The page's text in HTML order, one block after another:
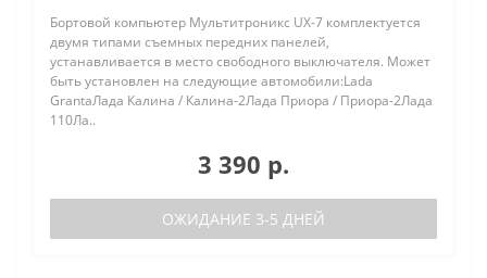
Бортовой компьютер Мультитроникс UX-7 комплектуется
двумя типами съемных передних панелей,
устанавливается в место свободного выключателя. Может
быть установлен на следующие автомобили:Lada
GrantaЛада Калина / Калина-2Лада Приора / Приора-2Лада
110Ла..
3 390 р.
ОЖИДАНИЕ 3-5 ДНЕЙ